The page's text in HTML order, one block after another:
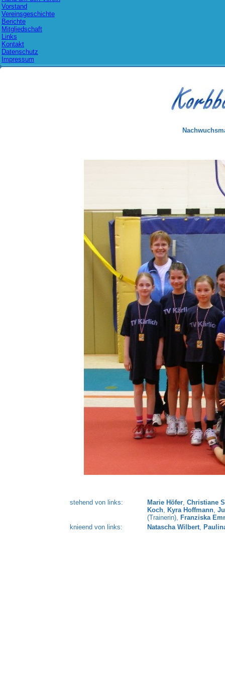
Vorstand
Vereinsgeschichte
Berichte
Mitgliedschaft
Links
Kontakt
Datenschutz
Impressum
stehend von links: Marie Höfer, Christiane
Koch, Kyra Hoffmann,
(Trainerin), Franziska
knieend von links:
Natascha Wilbert,